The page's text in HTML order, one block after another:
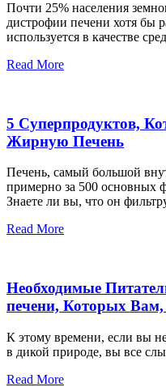
Почти 25% населения
дистрофии печени хотя бы
используется в качестве
Read More
5 Суперпродуктов,
Жирную Печень
Печень, самый большой
примерно за 500 основных
Знаете ли вы, что он
Read More
Необходимые
печени, Которых
К этому времени, если вы
в дикой природе, вы все
Read More